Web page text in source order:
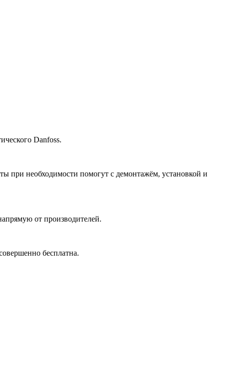
Danfoss.
при необходимости помогут с демонтажём, установкой и
от производителей.
бесплатна.